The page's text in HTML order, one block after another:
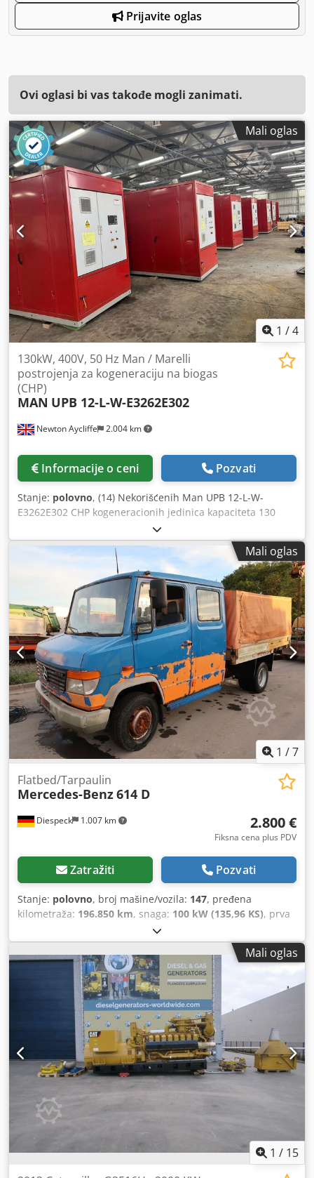
Prijavite oglas
Ovi oglasi bi vas takođe mogli zanimati.
Mali oglas
1 /4
Newton Aycliffe 2.004 km
130kW, 400V, 50 Hz Man / Marelli
postrojenja za kogeneraciju na biogas
(CHP)
MAN UPB 12-L-W-E3262E302
Informacije o ceni Pozvati
Stanje: polovno, (14) Nekorišćenih Man UPB 12-L-W-
E3262E302 CHP kogeneracionih jedinica kapaciteta 130
kWel i 226 kWTh, proizvedenih 2022. godine i
projektovanih za rad na drvni gas. Projekat je obustavljen,
tako da oprema nikada nije instalirana niti puštena u rad.
Postrojenje uključuje sledeću glavnu opremu: - MAN 12-
cilindrični motor, snage 273 kW, 50Hz, 1500 o/min - Marelli
MBX-E 250 MA4 generator, snage 169 kVA, 400V, 50Hz,
1500 o/min - AFR sistem kontrole odnosa vazduh-gorivo
proizvođača Motortech - Sistem upravljanja generatorom
proizvođača ComAp Dostupno (14) jedinica. Crjdpfx Anjyhc
T Is Esf
Mali oglas
1 /7
Diespeck 1.007 km
Flatbed/Tarpaulin
Mercedes-Benz614 D
2.800 €
Fiksna cena plus PDV
Zatražiti Pozvati
Stanje: polovno, broj mašine/vozila: 147, pređena
kilometraža: 196.850 km, snaga: 100 kW (135,96 KS), prva
, vrsta goriva:
vozila:3.195 kg, maksimalna nosivost:2.795 kg, ukupna
težina:5.990 kg, dimenzija gume:215/75 R16c,
konfiguracija osovina:2 osovine, međuosovinsko
3.600 mm, boja:plava, tip prenosa: mehanički,
emisioni razred:euro2, suspencija:čelik, Oprema:nizak
nivo buke, vučna spojnica prikolice, Radna zapremina
4.240 ccm Duplo sedište 7 sedišta Difransijal sa konusnim i
tanjirastim zupčanikom na zadnjoj osovini neispravan NIJE
SPREMNO ZA VOŽNJU! Credonkc Elspfx An Eof Broj šasije
(VIN): N079381 Zadržavamo pravo na greške.
Mali oglas
1 / 15